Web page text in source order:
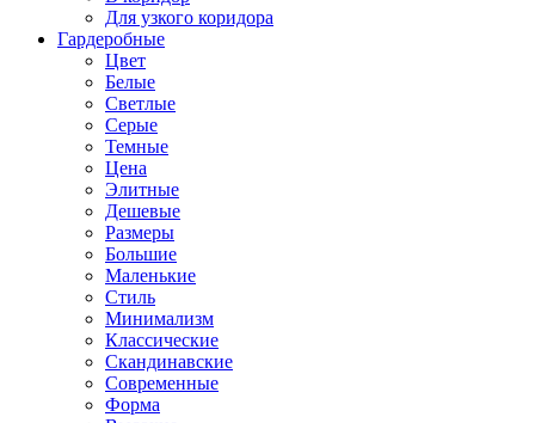
Для узкого коридора
Гардеробные
Цвет
Белые
Светлые
Серые
Темные
Цена
Элитные
Дешевые
Размеры
Большие
Маленькие
Стиль
Минимализм
Классические
Скандинавские
Современные
Форма